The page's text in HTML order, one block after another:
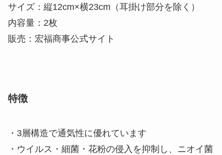
サイズ：縦12cm×横23cm（耳掛け部分を除く）
内容量：2枚
販売：宏福商事公式サイト